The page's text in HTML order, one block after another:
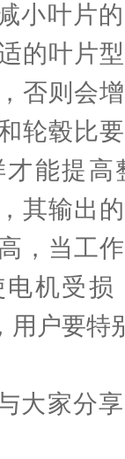
叶片的
的叶片
否则会
轮毂比
能提
其输出
，当工
机受损
用户要特
家分享